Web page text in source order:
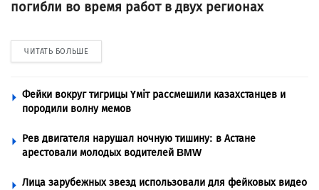
погибли во время работ в двух регионах
ЧИТАТЬ БОЛЬШЕ
Фейки вокруг тигрицы Үміт рассмешили казахстанцев и
породили волну мемов
Рев двигателя нарушал ночную тишину: в Астане
арестовали молодых водителей BMW
Лица зарубежных звезд использовали для фейковых видео